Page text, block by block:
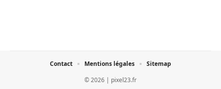
© 2026 | pixel23.fr
Contact Mentions légales Sitemap